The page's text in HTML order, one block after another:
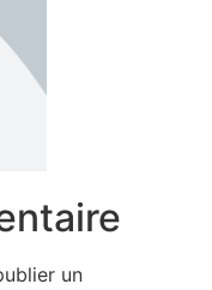
un